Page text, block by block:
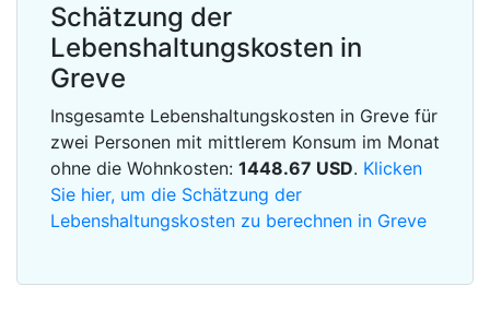
Schätzung der
Lebenshaltungskosten in
Greve
Insgesamte Lebenshaltungskosten in Greve für
zwei Personen mit mittlerem Konsum im Monat
ohne die Wohnkosten: 1448.67 USD. Klicken
Sie hier, um die Schätzung der
Lebenshaltungskosten zu berechnen in Greve